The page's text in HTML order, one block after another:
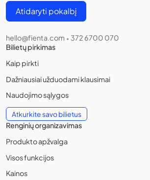
Atidaryti pokalbį
hello@fienta.com • 372 6700 070
Bilietų pirkimas
Kaip pirkti
Dažniausiai užduodami klausimai
Naudojimo sąlygos
Atkurkite savo bilietus
Renginių organizavimas
Produkto apžvalga
Visos funkcijos
Kainos